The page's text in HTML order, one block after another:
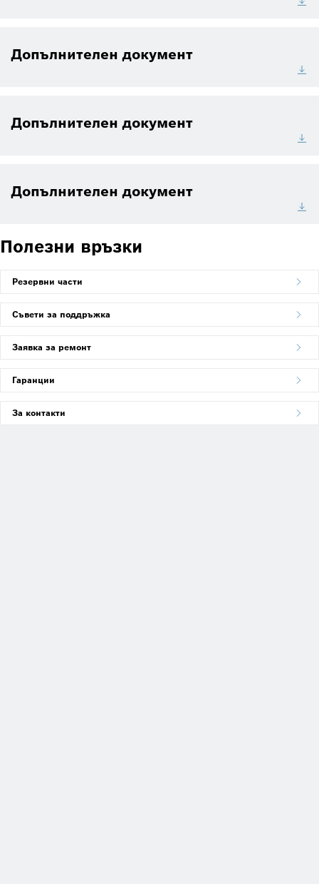
Допълнителен документ
Допълнителен документ
Допълнителен документ
Полезни връзки
Резервни части
Съвети за поддръжка
Заявка за ремонт
Гаранции
За контакти